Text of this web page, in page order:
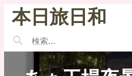
本日旅日和